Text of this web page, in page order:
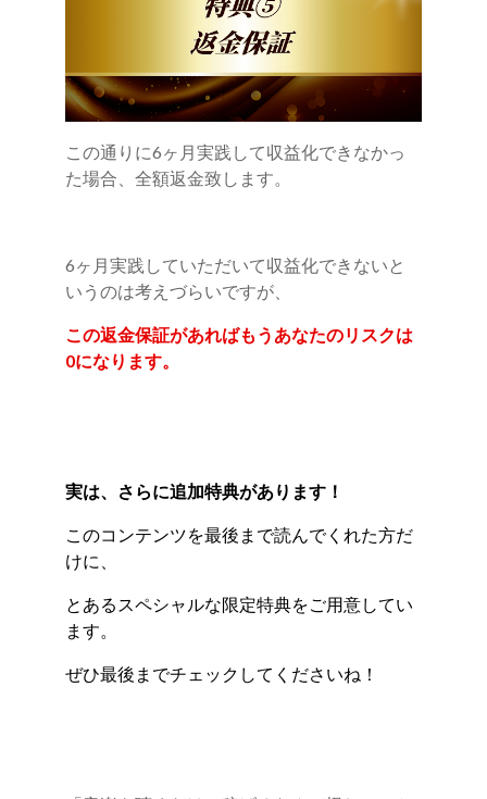
この通りに6ヶ月実践して収益化できなかっ
た場合、全額返金致します。
6ヶ月実践していただいて収益化できないと
いうのは考えづらいですが、
この返金保証があればもうあなたのリスクは
0になります。
実は、さらに追加特典があります！
このコンテンツを最後まで読んでくれた方だ
けに、
とあるスペシャルな限定特典をご用意してい
ます。
ぜひ最後までチェックしてくださいね！